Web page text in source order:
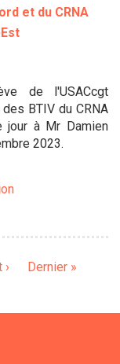
et du CRNA
de l'USACcgt
BTIV du CRNA
jour à Mr Damien
2023.
›
Dernière
Dernier »